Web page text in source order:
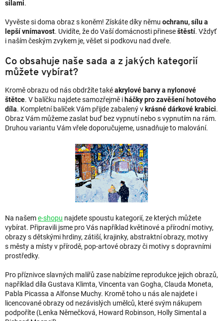
silami.
Vyvěste si doma obraz s koněm! Získáte díky němu ochranu, sílu a
lepší vnímavost. Uvidíte, že do Vaší domácnosti přineseštěstí. Vždyť
i naším českým zvykem je, věšet si podkovu nad dveře.
Co obsahuje naše sada a z jakých kategorií
můžete vybírat?
Kromě obrazu od nás obdržíte takéakrylové barvy a nylonové
štětce. V balíčku najdete samozřejmě i háčky pro zavěšení hotového
díla. Kompletní balíček Vám přijde zabalený v krásné dárkové krabici.
Obraz Vám můžeme zaslat buď bez vypnutí nebo s vypnutím na rám.
Druhou variantu Vám vřele doporučujeme, usnadňuje to malování.
Na našeme-shopu najdete spoustu kategorií, ze kterých můžete
vybírat. Připravili jsme pro Vás například květinové a přírodní motivy,
obrazy s dětskými hrdiny, zátiší, krajinky, abstraktní obrazy, motivy
s městy a místy v přírodě, pop-artové obrazy či motivy s dopravními
prostředky.
Pro příznivce slavných malířů zase nabízíme reprodukce jejich obrazů,
například díla Gustava Klimta, Vincenta van Gogha, Clauda Moneta,
Pabla Picassa a Alfonse Muchy. Kromě toho u nás ale najdete i
licencované obrazy od nezávislých umělců, které svým nákupem
podpoříte (Lenka Němečková, Howard Robinson, Holly Simental a